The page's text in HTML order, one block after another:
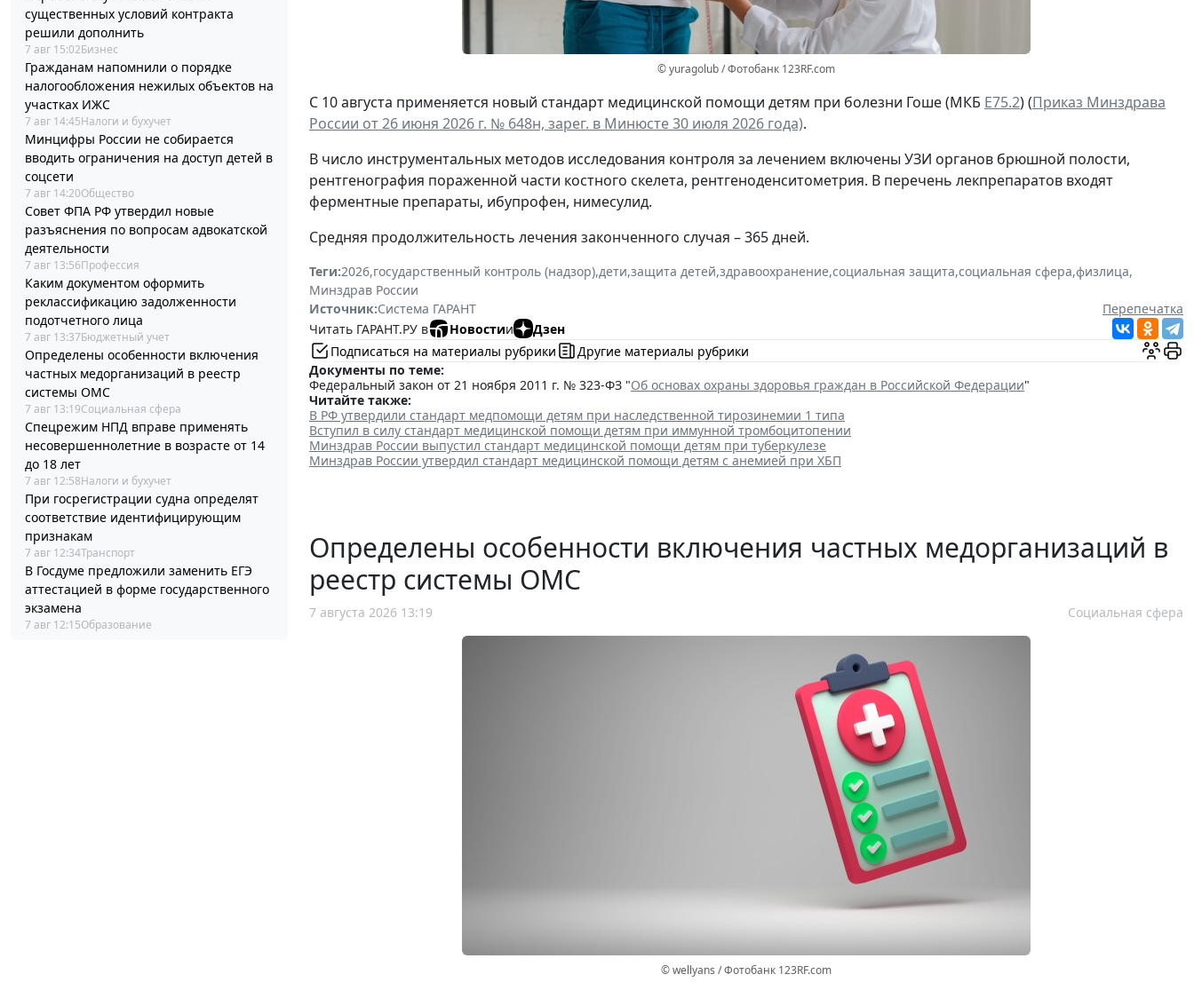
существенных условий контракта
решили дополнить
7 авг 15:02Бизнес
Гражданам напомнили о порядке
налогообложения нежилых объектов на
участках ИЖС
7 авг 14:45Налоги и бухучет
Минцифры России не собирается
вводить ограничения на доступ детей в
соцсети
7 авг 14:20Общество
Совет ФПА РФ утвердил новые
разъяснения по вопросам адвокатской
деятельности
7 авг 13:56Профессия
Каким документом оформить
реклассификацию задолженности
подотчетного лица
7 авг 13:37Бюджетный учет
Определены особенности включения
частных медорганизаций в реестр
системы ОМС
7 авг 13:19Социальная сфера
Спецрежим НПД вправе применять
несовершеннолетние в возрасте от 14
до 18 лет
7 авг 12:58Налоги и бухучет
При госрегистрации судна определят
соответствие идентифицирующим
признакам
7 авг 12:34Транспорт
В Госдуме предложили заменить ЕГЭ
аттестацией в форме государственного
экзамена
7 авг 12:15Образование
© yuragolub / Фотобанк 123RF.com
С 10 августа применяется новый стандарт медицинской помощи детям при болезни Гоше (МКБ Е75.2) (Приказ Минздрава
России от 26 июня 2026 г. № 648н, зарег. в Минюсте 30 июля 2026 года).
В число инструментальных методов исследования контроля за лечением включены УЗИ органов брюшной полости,
рентгенография пораженной части костного скелета, рентгеноденситометрия. В перечень лекпрепаратов входят
ферментные препараты, ибупрофен, нимесулид.
Средняя продолжительность лечения законченного случая – 365 дней.
Теги:2026,государственный контроль (надзор),дети,защита детей,здравоохранение,социальная защита,социальная сфера,физлица,
Минздрав России
Источник:Система ГАРАНТ
Перепечатка
Читать ГАРАНТ.РУ в
Новостии
Дзен
Подписаться на материалы рубрики
Другие материалы рубрики
Документы по теме:
Федеральный закон от 21 ноября 2011 г. № 323-ФЗ "Об основах охраны здоровья граждан в Российской Федерации"
Читайте также:
В РФ утвердили стандарт медпомощи детям при наследственной тирозинемии 1 типа
Вступил в силу стандарт медицинской помощи детям при иммунной тромбоцитопении
Минздрав России выпустил стандарт медицинской помощи детям при туберкулезе
Минздрав России утвердил стандарт медицинской помощи детям с анемией при ХБП
Определены особенности включения частных медорганизаций в
реестр системы ОМС
7 августа 2026 13:19 Социальная сфера
© wellyans / Фотобанк 123RF.com